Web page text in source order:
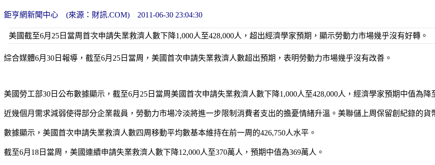
鉅亨網新聞中心 (來源：財訊.COM) 2011-06-30 23:04:30
美國截至6月25日當周首次申請失業救濟人數下降1,000人至428,000人，超出經濟學家預期，顯示勞動力市場幾乎沒有好轉。
綜合媒體6月30日報導，截至6月25日當周，美國首次申請失業救濟人數超出預期，表明勞動力市場幾乎沒有改善。
美國勞工部30日公布數據顯示，截至6月25日當周美國首次申請失業救濟人數下降1,000人至428,000人，經濟學家預期中值為降
近幾個月需求減弱使得部分企業裁員，勞動力市場冷淡將進一步限制消費者支出的擔憂情緒升溫。美聯儲上周保留創紀錄的
數據顯示，美國首次申請失業救濟人數四周移動平均數基本維持在前一周的426,750人水平。
截至6月18日當周，美國連續申請失業救濟人數下降12,000人至370萬人，預期中值為369萬人。